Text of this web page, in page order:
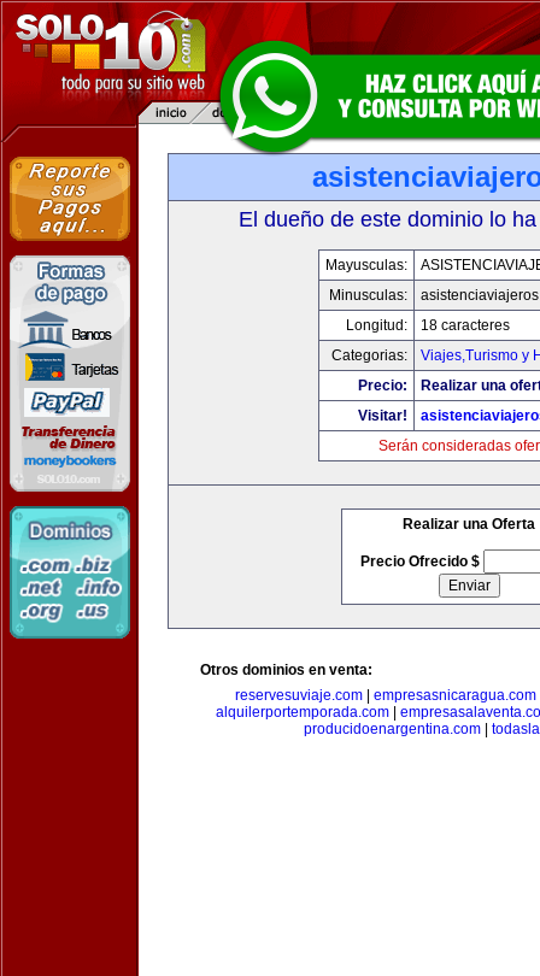
El dueño de este dominio lo
Mayusculas:
Minusculas:
Longitud:
18 caracteres
Categorias:
Viajes,Turismo y
Precio:
Realizar una
Visitar!
Serán consideradas
Realizar una Oferta
Precio Ofrecido $
Otros dominios en venta:
reservesuviaje.com| empresasnicaragua.com
alquilerportemporada.com
producidoenargentina.com